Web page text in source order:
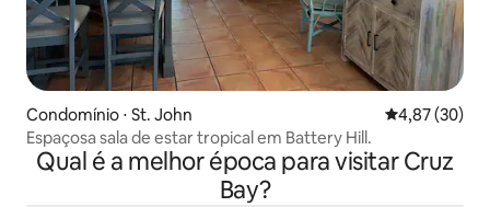
Condomínio ⋅ St. John 4,87 de uma
4,87 (30)
Espaçosa sala de estar tropical em Battery Hill.
Qual é a melhor época para visitar Cruz
Bay?